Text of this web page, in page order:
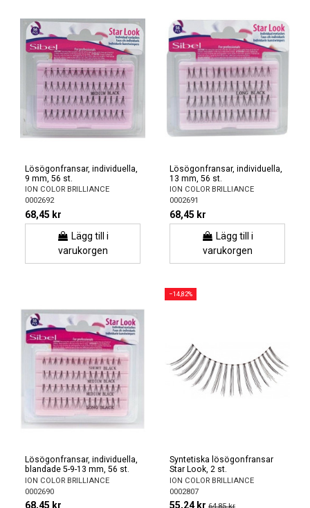
Lösögonfransar, individuella,
9 mm, 56 st.
ION COLOR BRILLIANCE
0002692
68,45 kr
Lägg till i
varukorgen
Lösögonfransar, individuella,
13 mm, 56 st.
ION COLOR BRILLIANCE
0002691
68,45 kr
Lägg till i
varukorgen
Lösögonfransar, individuella,
blandade 5-9-13 mm, 56 st.
ION COLOR BRILLIANCE
0002690
68,45 kr
−14,82%
Syntetiska lösögonfransar
Star Look, 2 st.
ION COLOR BRILLIANCE
0002807
55,24 kr